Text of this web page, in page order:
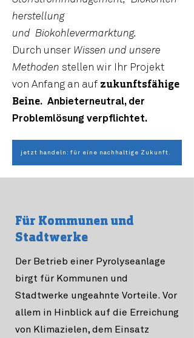
herstellung
und Biokohlevermarktung.
Durch unser Wissen und unsere
Methoden stellen wir Ihr Projekt
von Anfang an auf zukunftsfähige
Beine. Anbieterneutral, der
Problemlösung verpflichtet.
jetzt handeln: für eine nachhaltige Zukunft.
Für Kommunen und
Stadtwerke
Der Betrieb einer Pyrolyseanlage
birgt für Kommunen und
Stadtwerke ungeahnte Vorteile. Vor
allem in Hinblick auf die Erreichung
von Klimazielen, dem Einsatz